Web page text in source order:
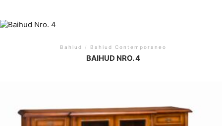
Bahiud / Bahiud Contemporaneo
BAIHUD NRO. 4